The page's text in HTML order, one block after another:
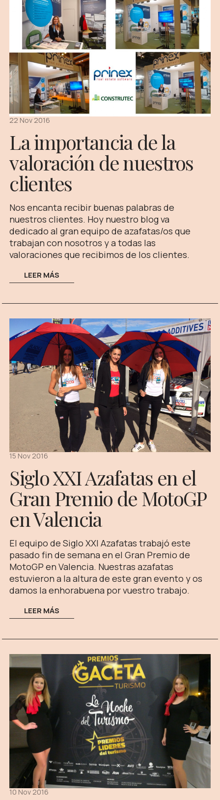
22 Nov 2016
La importancia de la
valoración de nuestros
clientes
Nos encanta recibir buenas palabras de
nuestros clientes. Hoy nuestro blog va
dedicado al gran equipo de azafatas/os que
trabajan con nosotros y a todas las
valoraciones que recibimos de los clientes.
LEER MÁS
15 Nov 2016
Siglo XXI Azafatas en el
Gran Premio de MotoGP
en Valencia
El equipo de Siglo XXI Azafatas trabajó este
pasado fin de semana en el Gran Premio de
MotoGP en Valencia. Nuestras azafatas
estuvieron a la altura de este gran evento y os
damos la enhorabuena por vuestro trabajo.
LEER MÁS
10 Nov 2016